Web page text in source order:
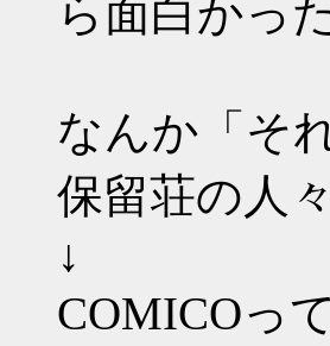
ら面白かっ
なんか「そ
保留荘の人
↓
COMICOっ